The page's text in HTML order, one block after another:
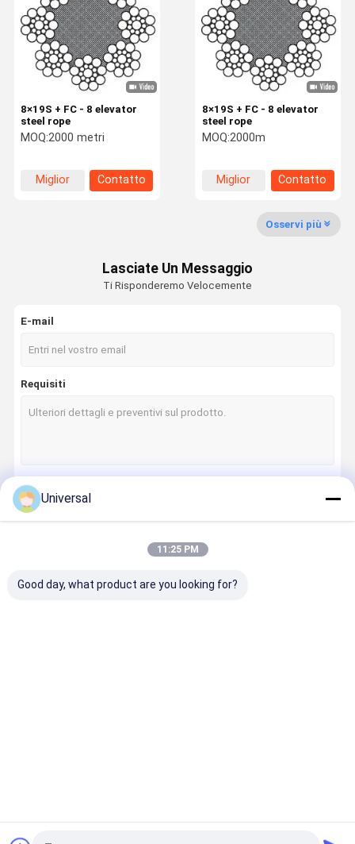
Casa. Prodotti
Visita Alla
Controllo
Contattaci Casi
Corde di acciaio per ascensori
Corde di filo di ferro industriale
8×19S + FC - 8 elevator
steel rope
MOQ:2000m
Miglior
Contatto
8×19S + FC - 8 elevator
steel rope
MOQ:2000 metri
Miglior
Contatto
Osservi più
Lasciate Un Messaggio
Ti Risponderemo Velocemente
E-mail
Requisiti
Qualità
Universal
11:25 PM
Good day, what product are you looking for?